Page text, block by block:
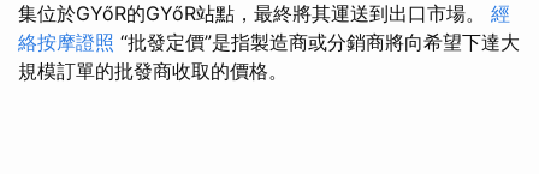
集位於GYőR的GYőR站點，最終將其運送到出口市場。 經
絡按摩證照 “批發定價”是指製造商或分銷商將向希望下達大
規模訂單的批發商收取的價格。